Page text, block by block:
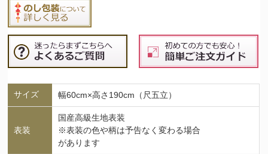
サイズ 幅60cm×高さ190cm（尺五立）
表装
国産高級生地表装
※表装の色や柄は予告なく変わる場合
があります